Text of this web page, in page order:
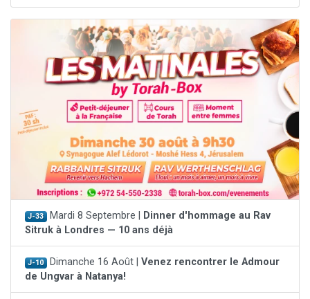
J-33 Mardi 8 Septembre |
Dinner d'hommage au Rav
Sitruk à Londres — 10 ans déjà
J-10 Dimanche 16 Août | Venez rencontrer le Admour
de Ungvar à Natanya!